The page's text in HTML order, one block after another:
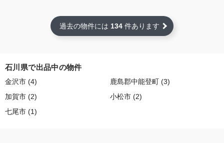
過去の物件には 134 件あります
石川県で出品中の物件
金沢市 (4) 鹿島郡中能登町 (3)
加賀市 (2) 小松市 (2)
七尾市 (1)